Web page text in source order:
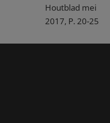
Houtblad mei
2017, P. 20-25